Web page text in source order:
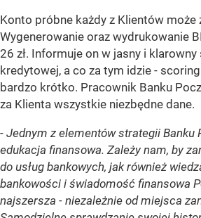
Konto próbne każdy z Klientów może
Wygenerowanie oraz wydrukowanie
26 zł. Informuje on w jasny i
kredytowej, a co za tym idzie -
bardzo krótko. Pracownik Banku
za Klienta wszystkie niezbędne dane.
- Jednym z elementów strategii Banku
edukacja finansowa. Zależy nam, by
do usług bankowych, jak również
bankowości i świadomość finansowa
najszersza - niezależnie od miejsca